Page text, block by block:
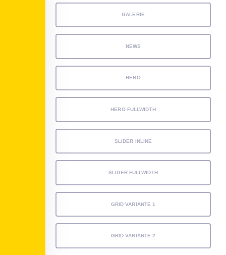
GALERIE
NEWS
HERO
HERO FULLWIDTH
SLIDER INLINE
SLIDER FULLWIDTH
GRID VARIANTE 1
GRID VARIANTE 2